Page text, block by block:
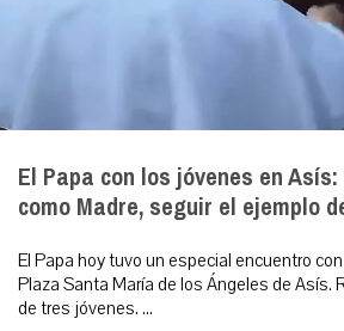
El Papa con los jóvenes en
como Madre, seguir el ejemplo
El Papa hoy tuvo un especial encuentro
Plaza Santa María de los Ángeles de Asís.
de tres jóvenes. ...